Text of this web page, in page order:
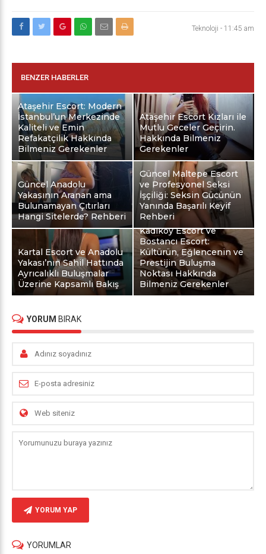
Teknoloji - 11:45 am
BENZER HABERLER
Ataşehir Escort: Modern
İstanbul’un Merkezinde
Kaliteli ve Emin
Refakatçilik Hakkında
Bilmeniz Gerekenler
Ataşehir Escort Kızları ile
Mutlu Geceler Geçirin.
Hakkında Bilmeniz
Gerekenler
Güncel Anadolu
Yakasının Aranan ama
Bulunamayan Çıtırları
Hangi Sitelerde? Rehberi
Güncel Maltepe Escort
ve Profesyonel Seksi
İşçiliği: Seksin Gücünün
Yanında Başarılı Keyif
Rehberi
Kartal Escort ve Anadolu
Yakası’nın Sahil Hattında
Ayrıcalıklı Buluşmalar
Üzerine Kapsamlı Bakış
Kadıköy Escort ve
Bostancı Escort:
Kültürün, Eğlencenin ve
Prestijin Buluşma
Noktası Hakkında
Bilmeniz Gerekenler
YORUM BIRAK
YORUM YAP
YORUMLAR